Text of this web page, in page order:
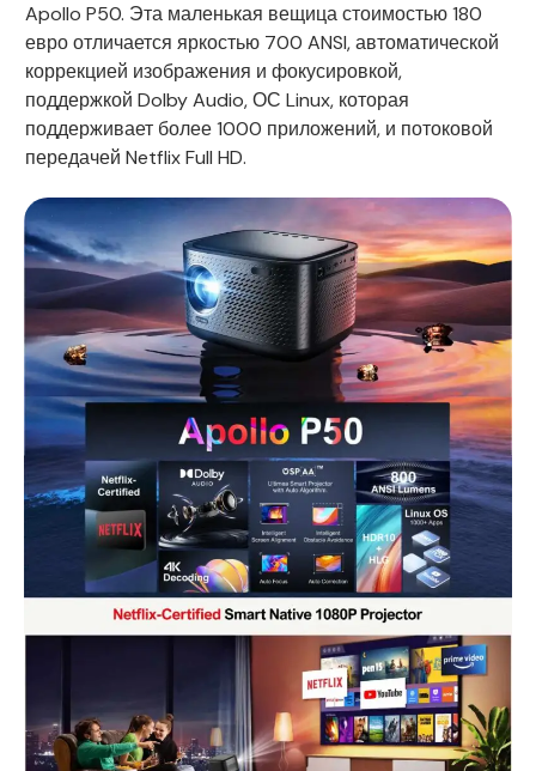
Apollo P50. Эта маленькая вещица стоимостью 180
евро отличается яркостью 700 ANSI, автоматической
коррекцией изображения и фокусировкой,
поддержкой Dolby Audio, ОС Linux, которая
поддерживает более 1000 приложений, и потоковой
передачей Netflix Full HD.